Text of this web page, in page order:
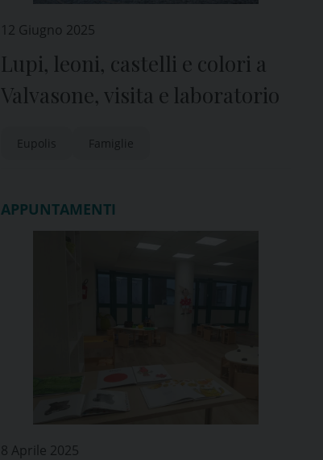
12 Giugno 2025
Lupi, leoni, castelli e colori a
Valvasone, visita e laboratorio
Eupolis Famiglie
APPUNTAMENTI
8 Aprile 2025